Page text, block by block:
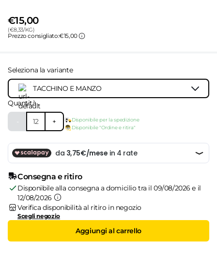
€15,00
(€8,33/KG)
Prezzo consigliato:€15,00
Seleziona la variante
TACCHINO E MANZO
Quantità
12 +
Disponibile per la spedizione
Disponibile "Ordine e ritira"
Consegna e ritiro
Disponibile alla consegna a domicilio tra il 09/08/2026 e il
12/08/2026
Verifica disponibilità al ritiro in negozio
Scegli negozio
Aggiungi al carrello